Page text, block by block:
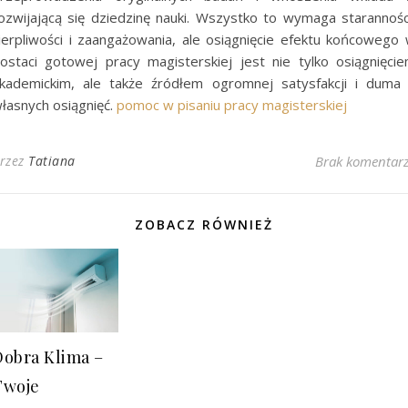
się dziedzinę nauki. Wszystko to wymaga
i zaangażowania, ale osiągnięcie efektu końcowego
gotowej pracy magisterskiej jest nie tylko
ale także źródłem ogromnej satysfakcji i duma
osiągnięć. pomoc w pisaniu pracy magisterskiej
Tatiana Brak
ZOBACZ RÓWNIEŻ
Klima –